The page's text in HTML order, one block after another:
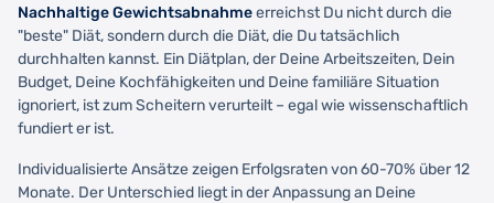
Nachhaltige Gewichtsabnahmeerreichst Du nicht durch die
"beste" Diät, sondern durch die Diät, die Du tatsächlich
durchhalten kannst. Ein Diätplan, der Deine Arbeitszeiten, Dein
Budget, Deine Kochfähigkeiten und Deine familiäre Situation
ignoriert, ist zum Scheitern verurteilt – egal wie wissenschaftlich
fundiert er ist.
Individualisierte Ansätze zeigen Erfolgsraten von 60-70% über 12
Monate. Der Unterschied liegt in der Anpassung an Deine